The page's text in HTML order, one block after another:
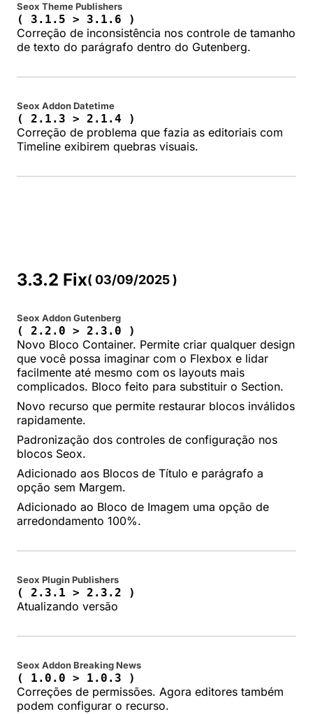
Seox Theme Publishers
( 3.1.5 > 3.1.6 )
Correção de inconsistência nos controle de tamanho
de texto do parágrafo dentro do Gutenberg.
Seox Addon Datetime
( 2.1.3 > 2.1.4 )
Correção de problema que fazia as editoriais com
Timeline exibirem quebras visuais.
3.3.2 Fix( 03/09/2025 )
Seox Addon Gutenberg
( 2.2.0 > 2.3.0 )
Novo Bloco Container. Permite criar qualquer design
que você possa imaginar com o Flexbox e lidar
facilmente até mesmo com os layouts mais
complicados. Bloco feito para substituir o Section.
Novo recurso que permite restaurar blocos inválidos
rapidamente.
Padronização dos controles de configuração nos
blocos Seox.
Adicionado aos Blocos de Título e parágrafo a
opção sem Margem.
Adicionado ao Bloco de Imagem uma opção de
arredondamento 100%.
Seox Plugin Publishers
( 2.3.1 > 2.3.2 )
Atualizando versão
Seox Addon Breaking News
( 1.0.0 > 1.0.3 )
Correções de permissões. Agora editores também
podem configurar o recurso.